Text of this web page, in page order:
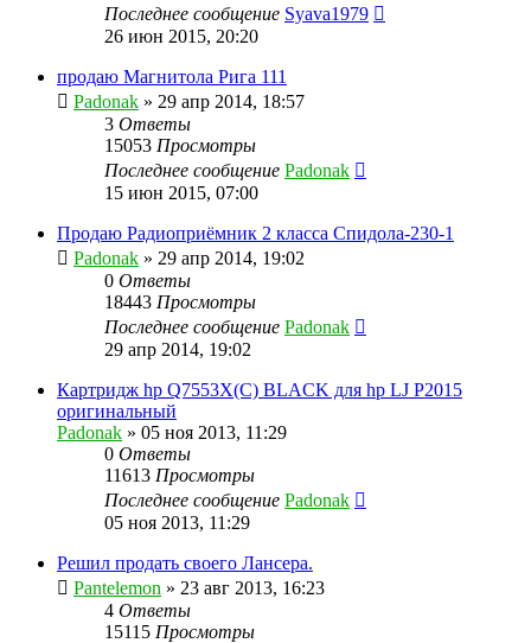
Последнее сообщение Syava1979
26 июн 2015, 20:20
продаю Магнитола Рига 111
Padonak » 29 апр 2014, 18:57
3 Ответы
15053 Просмотры
Последнее сообщение Padonak
15 июн 2015, 07:00
Продаю Радиоприёмник 2 класса Спидола-230-1
Padonak » 29 апр 2014, 19:02
0 Ответы
18443 Просмотры
Последнее сообщение Padonak
29 апр 2014, 19:02
Картридж hp Q7553X(C) BLACK для hp LJ P2015
оригинальный
Padonak » 05 ноя 2013, 11:29
0 Ответы
11613 Просмотры
Последнее сообщение Padonak
05 ноя 2013, 11:29
Решил продать своего Лансера.
Pantelemon » 23 авг 2013, 16:23
4 Ответы
15115 Просмотры